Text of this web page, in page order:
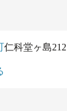
仁科堂ヶ島